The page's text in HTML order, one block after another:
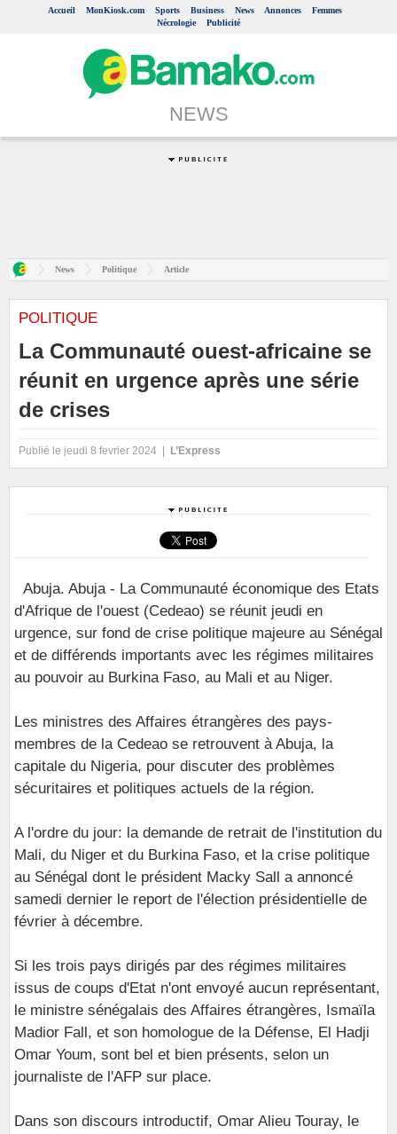
Accueil MonKiosk.com Sports Business News Annonces
Femmes
Nécrologie
Publicité
NEWS
News Politique Article
POLITIQUE
La Communauté ouest-africaine se
réunit en urgence après une série
de crises
Publié le jeudi 8 fevrier 2024 | L’Express
Abuja. Abuja - La Communauté économique des Etats
d'Afrique de l'ouest (Cedeao) se réunit jeudi en
urgence, sur fond de crise politique majeure au Sénégal
et de différends importants avec les régimes militaires
au pouvoir au Burkina Faso, au Mali et au Niger.
Les ministres des Affaires étrangères des pays-
membres de la Cedeao se retrouvent à Abuja, la
capitale du Nigeria, pour discuter des problèmes
sécuritaires et politiques actuels de la région.
A l'ordre du jour: la demande de retrait de l'institution du
Mali, du Niger et du Burkina Faso, et la crise politique
au Sénégal dont le président Macky Sall a annoncé
samedi dernier le report de l'élection présidentielle de
février à décembre.
Si les trois pays dirigés par des régimes militaires
issus de coups d'Etat n'ont envoyé aucun représentant,
le ministre sénégalais des Affaires étrangères, Ismaïla
Madior Fall, et son homologue de la Défense, El Hadji
Omar Youm, sont bel et bien présents, selon un
journaliste de l'AFP sur place.
Dans son discours introductif, Omar Alieu Touray, le